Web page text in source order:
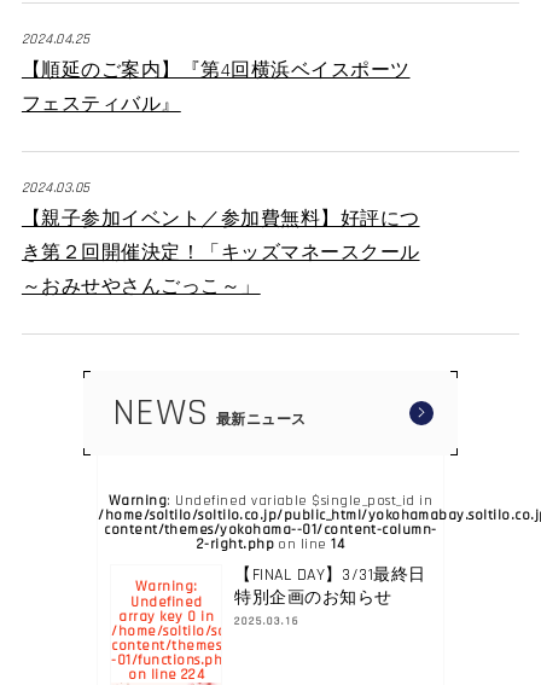
2024.04.25
【順延のご案内】『第4回横浜ベイスポーツ
フェスティバル』
2024.03.05
【親子参加イベント／参加費無料】好評につ
き第２回開催決定！「キッズマネースクール
～おみせやさんごっこ～」
NEWS 最新ニュース
Warning: Undefined variable $single_post_id in
/home/soltilo/soltilo.co.jp/public_html/
content/themes/yokohama--01/content-column-
2-right.phpon line14
Warning:
Undefined
array key 0 in
/home/soltilo/soltilo.co.jp/public_html/
content/themes/yokohama-
-01/functions.php
on line 224
【FINAL DAY】3/31最終日
特別企画のお知らせ
2025.03.16